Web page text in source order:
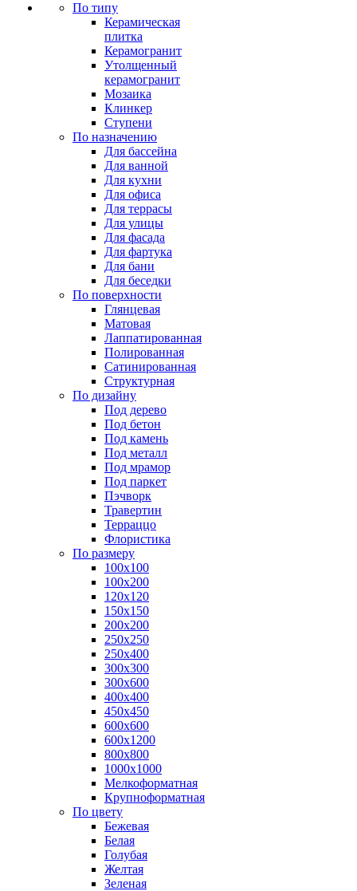
По типу
Керамическая
плитка
Керамогранит
Утолщенный
керамогранит
Мозаика
Клинкер
Ступени
По назначению
Для бассейна
Для ванной
Для кухни
Для офиса
Для террасы
Для улицы
Для фасада
Для фартука
Для бани
Для беседки
По поверхности
Глянцевая
Матовая
Лаппатированная
Полированная
Сатинированная
Структурная
По дизайну
Под дерево
Под бетон
Под камень
Под металл
Под мрамор
Под паркет
Пэчворк
Травертин
Терраццо
Флористика
По размеру
100х100
100х200
120х120
150х150
200х200
250х250
250х400
300х300
300х600
400х400
450х450
600х600
600х1200
800х800
1000х1000
Мелкоформатная
Крупноформатная
По цвету
Бежевая
Белая
Голубая
Желтая
Зеленая